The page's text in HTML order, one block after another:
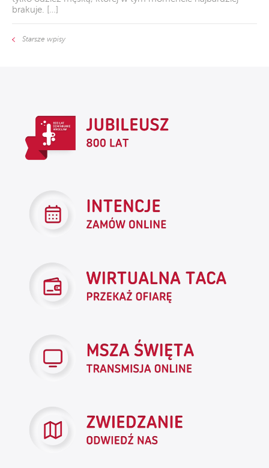
brakuje. […]
Starsze wpisy